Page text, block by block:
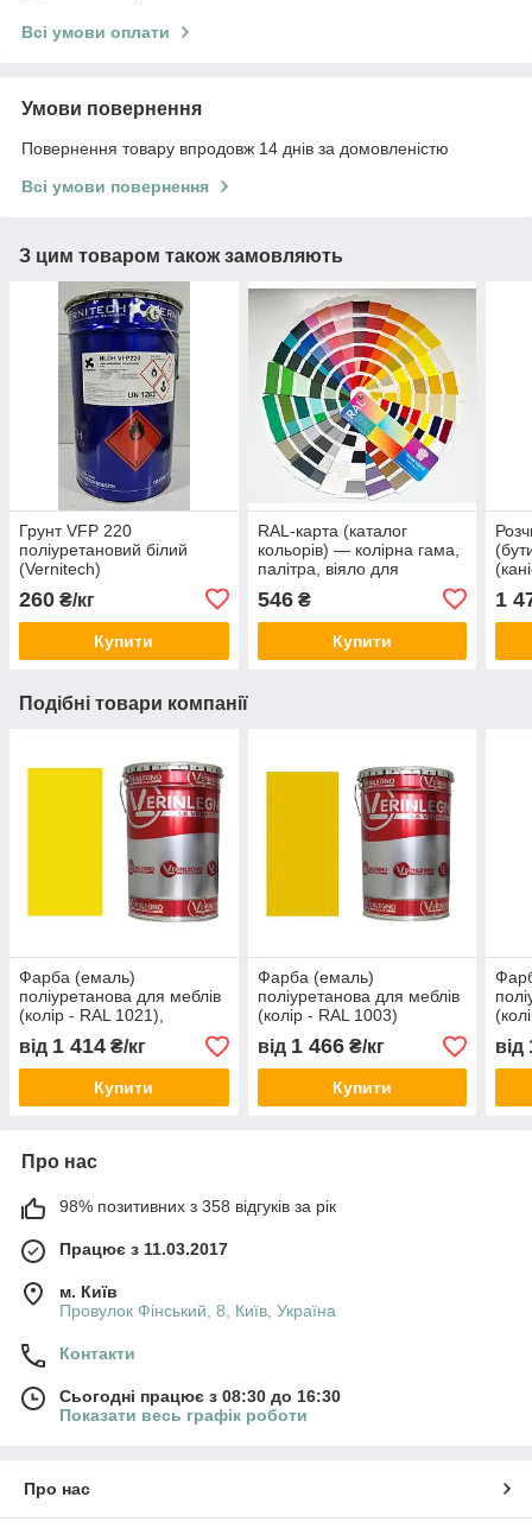
Всі умови оплати
Умови повернення
Повернення товару впродовж 14 днів за домовленістю
Всі умови повернення
З цим товаром також замовляють
Грунт VFP 220
поліуретановий білий
(Vernitech)
260 ₴/кг
Купити
RAL-карта (каталог
кольорів) — колірна гама,
палітра, віяло для
тонування лакофарбової
продукції
546₴
Купити
1
Подібні товари компанії
Фарба (емаль)
поліуретанова для меблів
(колір - RAL 1021),
Verinlegno
від 1 414 ₴/кг
Купити
Фарба (емаль)
поліуретанова для меблів
(колір - RAL 1003)
,Verinlegno
від 1 466₴/кг
Купити
від
Про нас
98% позитивних з 358 відгуків за рік
Працює з 11.03.2017
м. Київ
Провулок Фінський, 8, Київ, Україна
Контакти
Сьогодні працює з 08:30 до 16:30
Показати весь графік роботи
Про нас